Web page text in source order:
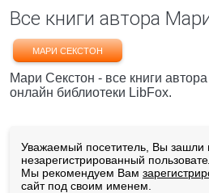
Все книги автора
МАРИ СЕКСТОН
Мари Секстон - все книги
онлайн библиотеки LibFox.
Уважаемый посетитель, Вы зашли
незарегистрированный
Мы рекомендуем Вам
сайт под своим именем.